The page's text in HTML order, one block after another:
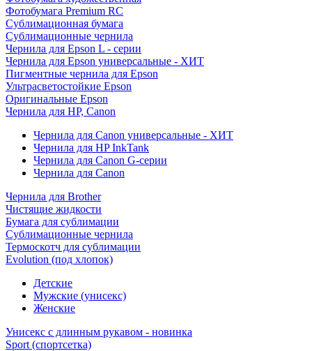
Фотобумага Premium RC
Сублимационная бумага
Сублимационные чернила
Чернила для Epson L - серии
Чернила для Epson универсальные - ХИТ
Пигментные чернила для Epson
Ультрасветостойкие Epson
Оригинальные Epson
Чернила для HP, Canon
Чернила для Canon универсальные - ХИТ
Чернила для HP InkTank
Чернила для Canon G-серии
Чернила для Canon
Чернила для Brother
Чистящие жидкости
Бумага для сублимации
Сублимационные чернила
Термоскотч для сублимации
Evolution (под хлопок)
Детские
Мужские (унисекс)
Женские
Унисекс с длинным рукавом - новинка
Sport (спортсетка)